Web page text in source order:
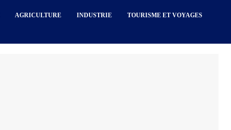
AGRICULTURE INDUSTRIE TOURISME ET VOYAGES